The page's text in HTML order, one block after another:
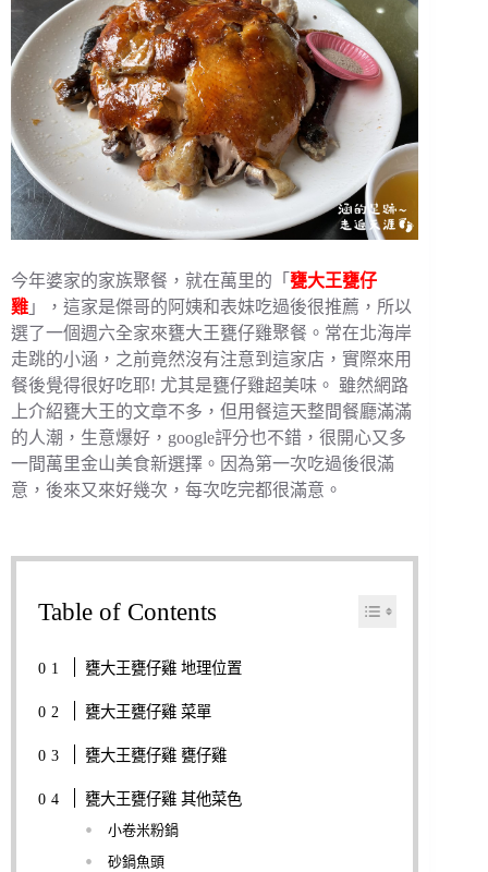
今年婆家的家族聚餐，就在萬里的「 甕大王甕仔
雞 」，這家是傑哥的阿姨和表妹吃過後很推薦，所以
選了一個週六全家來甕大王甕仔雞聚餐。常在北海岸
走跳的小涵，之前竟然沒有注意到這家店，實際來用
餐後覺得很好吃耶! 尤其是甕仔雞超美味。 雖然網路
上介紹甕大王的文章不多，但用餐這天整間餐廳滿滿
的人潮，生意爆好，google評分也不錯，很開心又多
一間萬里金山美食新選擇。因為第一次吃過後很滿
意，後來又來好幾次，每次吃完都很滿意。
Table of Contents
甕大王甕仔雞 地理位置
甕大王甕仔雞 菜單
甕大王甕仔雞 甕仔雞
甕大王甕仔雞 其他菜色
小卷米粉鍋
砂鍋魚頭